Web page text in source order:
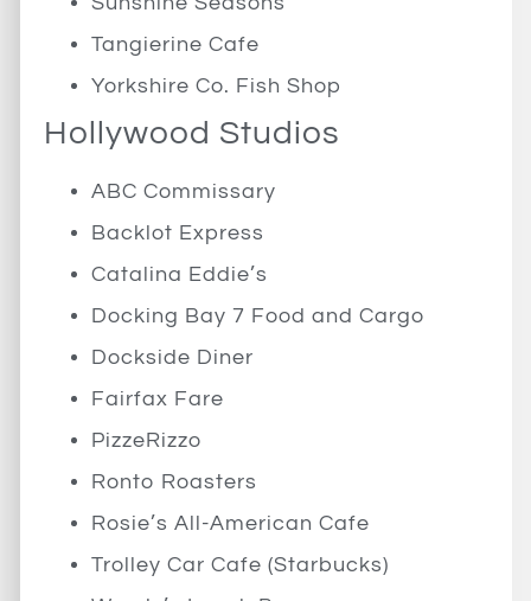
Tangierine Cafe
Yorkshire Co. Fish Shop
Hollywood Studios
ABC Commissary
Backlot Express
Catalina Eddie’s
Docking Bay 7 Food and Cargo
Dockside Diner
Fairfax Fare
PizzeRizzo
Ronto Roasters
Rosie’s All-American Cafe
Trolley Car Cafe (Starbucks)